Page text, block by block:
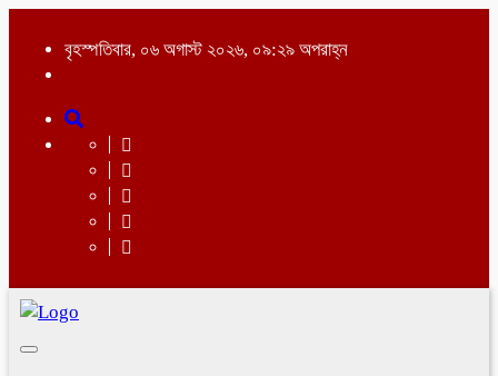
বৃহস্পতিবার, ০৬ অগাস্ট ২০২৬, ০৯:২৯ অপরাহ্ন
Toggle